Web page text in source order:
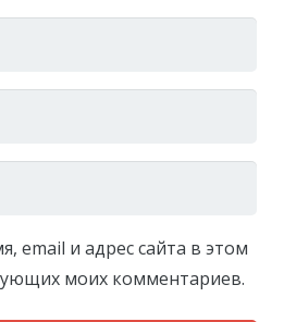
email и адрес сайта в этом
моих комментариев.